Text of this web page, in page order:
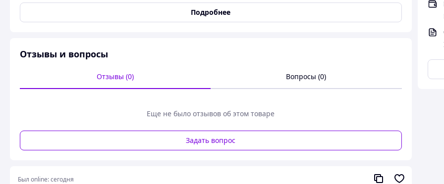
Гурт Ребристий
Матеріал Латунь
Маса (g) 8,5
Номер KM# 64
Подробнее
Отзывы и вопросы
Отзывы (0) Вопросы (0)
Еще не было отзывов об этом товаре
Задать вопрос
Был online:сегодня